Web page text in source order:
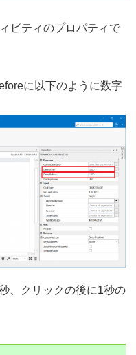
ビティのプロパティで
に以下のように数字
、クリックの後に1秒の